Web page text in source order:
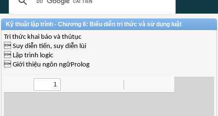
Kỹ thuật lập trình - Chương 6: Biểu diễn tri thức và sử dụng luật
Tri thức khai báo và thủtục
 Suy diễn tiến, suy diễn lùi
 Lập trình logic
 Giới thiệu ngôn ngữProlog